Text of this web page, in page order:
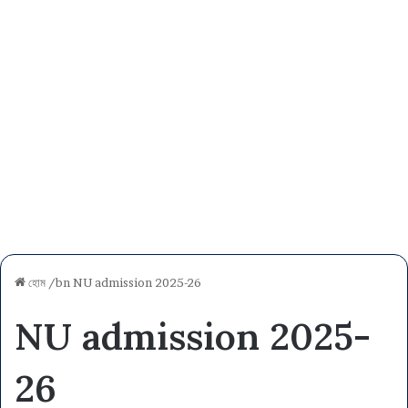
হোম /bn NU admission 2025-26
NU admission 2025-
26